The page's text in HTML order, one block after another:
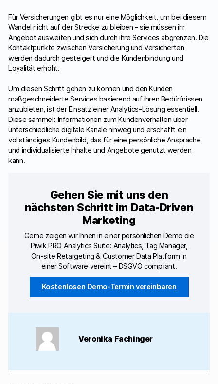
Für Versicherungen gibt es nur eine Möglichkeit, um bei diesem
Wandel nicht auf der Strecke zu bleiben – sie müssen ihr
Angebot ausweiten und sich durch ihre Services abgrenzen. Die
Kontaktpunkte zwischen Versicherung und Versicherten
werden dadurch gesteigert und die Kundenbindung und
Loyalität erhöht.
Um diesen Schritt gehen zu können und den Kunden
maßgeschneiderte Services basierend auf ihren Bedürfnissen
anzubieten, ist der Einsatz einer Analytics-Lösung essentiell.
Diese sammelt Informationen zum Kundenverhalten über
unterschiedliche digitale Kanäle hinweg und erschafft ein
vollständiges Kundenbild, das für eine persönliche Ansprache
und individualisierte Inhalte und Angebote genutzt werden
kann.
Gehen Sie mit uns den
nächsten Schritt im Data-Driven
Marketing
Gerne zeigen wir Ihnen in einer persönlichen Demo die
Piwik PRO Analytics Suite: Analytics, Tag Manager,
On-site Retargeting & Customer Data Platform in
einer Software vereint – DSGVO compliant.
Kostenlosen Demo-Termin vereinbaren
Veronika Fachinger